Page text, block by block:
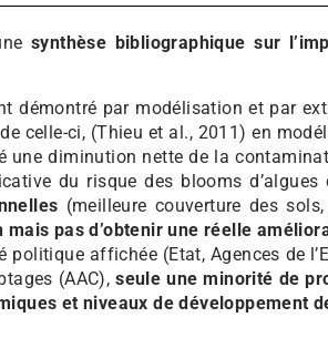
synthèse bibliographique sur
démontré par modélisation et par
celle-ci, (Thieu et al., 2011) en
une diminution nette de la
du risque des blooms
(meilleure couverture des
pas d’obtenir une réelle
politique affichée (Etat, Agences de
(AAC),seule une minorité de
et niveaux de développement